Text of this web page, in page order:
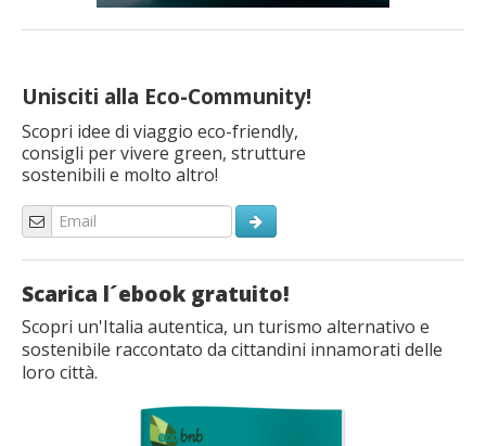
Unisciti alla Eco-Community!
Scopri idee di viaggio eco-friendly,
consigli per vivere green, strutture
sostenibili e molto altro!
Scarica l´ebook gratuito!
Scopri un'Italia autentica, un turismo alternativo e
sostenibile raccontato da cittandini innamorati delle
loro città.